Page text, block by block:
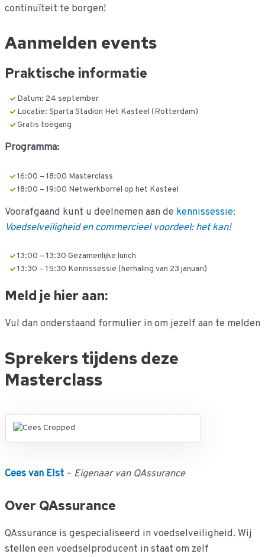
continuïteit te borgen!
Aanmelden events
Praktische informatie
Datum: 24 september
Locatie: Sparta Stadion Het Kasteel (Rotterdam)
Gratis toegang
Programma:
16:00 – 18:00 Masterclass
18:00 – 19:00 Netwerkborrel op het Kasteel
Voorafgaand kunt u deelnemen aan de kennissessie:
Voedselveiligheid en commercieel voordeel: het kan!
13:00 – 13:30 Gezamenlijke lunch
13:30 – 15:30 Kennissessie (herhaling van 23 januari)
Meld je hier aan:
Vul dan onderstaand formulier in om jezelf aan te melden
Sprekers tijdens deze
Masterclass
Cees van Elst– Eigenaar van QAssurance
Over QAssurance
QAssurance is gespecialiseerd in voedselveiligheid. Wij
stellen een voedselproducent in staat om zelf